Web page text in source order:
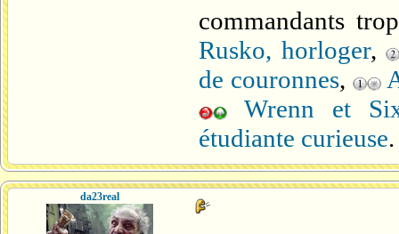
commandants
Rusko, horloger,
de couronnes,
Wrenn et
étudiante curieuse.
da23real